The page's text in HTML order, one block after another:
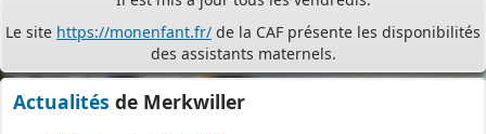
https://monenfant.fr/de la CAF présente les disponibilités
des assistants maternels.
- - - - - - - - - - - - - - - - - -
Actualités de Merkwiller